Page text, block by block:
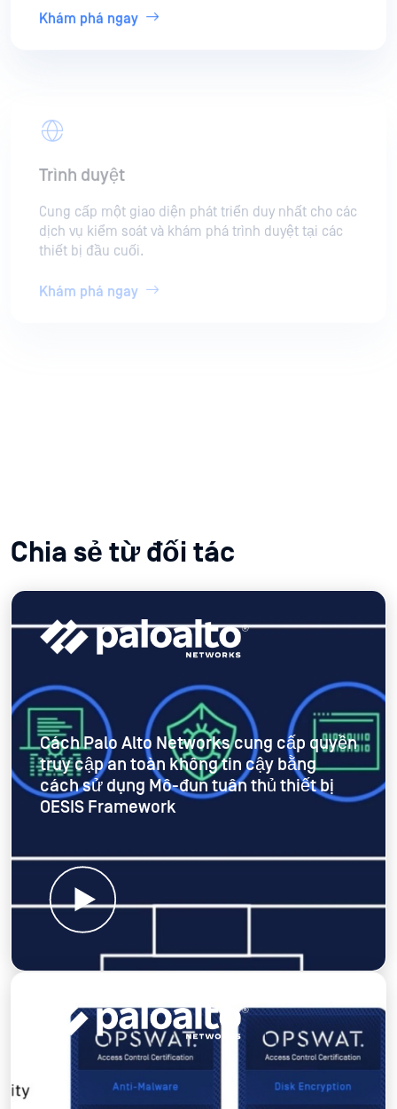
Khám phá ngay
Trình duyệt
dịch vụ kiểm soát và khám phá trình duyệt tại các
Khám phá ngay
Chia sẻ từ đối tác
Cách Palo Alto Networks cung cấp quyền
truy cập an toàn không tin cậy bằng
cách sử dụng Mô-đun tuân thủ thiết bị
OESIS Framework